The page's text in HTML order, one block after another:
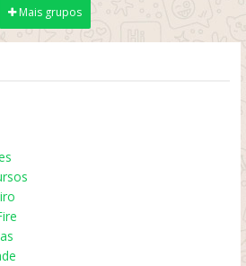
Mais grupos